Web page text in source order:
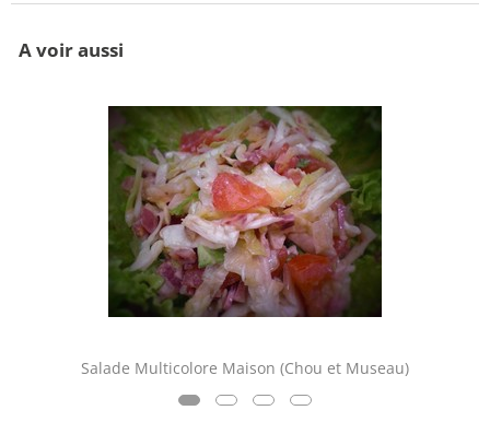
A voir aussi
Salade Multicolore Maison (Chou et Museau)